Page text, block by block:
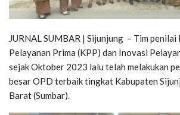
JURNAL SUMBAR | Sijunjung – Tim penilai
Pelayanan Prima (KPP) dan Inovasi
sejak Oktober 2023 lalu telah melakukan
besar OPD terbaik tingkat Kabupaten
Barat (Sumbar).